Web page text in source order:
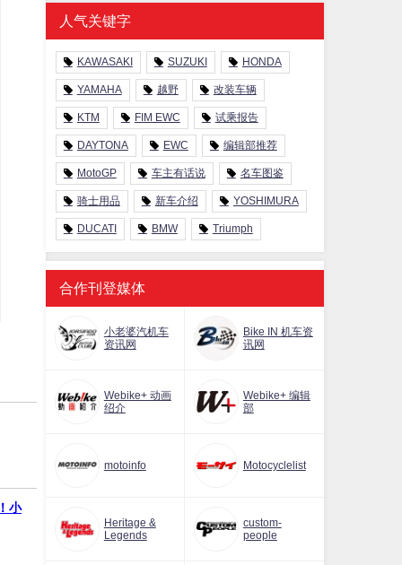
小
人气关键字
KAWASAKI SUZUKI HONDA
YAMAHA 越野 改装车辆
KTM FIM EWC 试乘报告
DAYTONA EWC 编辑部推荐
MotoGP 车主有话说 名车图鉴
骑士用品 新车介绍 YOSHIMURA
DUCATI BMW Triumph
合作刊登媒体
小老婆汽机车
资讯网
Bike IN 机车资
讯网
Webike+ 动画
绍介
Webike+ 编辑
部
motoinfo Motocyclelist
Heritage &
Legends
custom-
people